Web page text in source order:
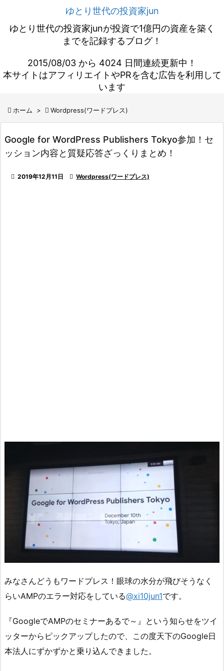
ゆとり世代の投資家jun
ゆとり世代の投資家junが投資で1億円の資産を築く
までを記録するブログ！
2015/08/03 から 4024 日間連続更新中！
本サイトはアフィリエイトやPRを含む広告を利用して
います
 ホーム >  Wordpress(ワードプレス)
Google for WordPress Publishers Tokyo参加！セ
ッション内容と質疑応答ざっくりまとめ！
 2019年12月11日  Wordpress(ワードプレス)
みなさんどうもワードプレス！眼球の水分が飛びそうなく
らいAMPのエラー対応をしている@xi10jun1です。
『GoogleでAMPのセミナーあるで～』という知らせをツイ
ッターからピックアップしたので、この度天下のGoogle日
本法人にずかずかと乗り込んできました。